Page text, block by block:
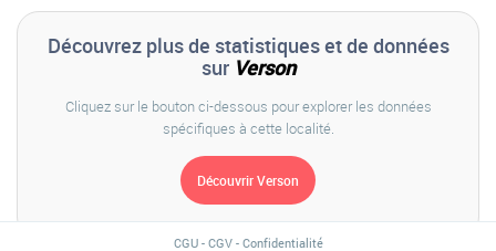
Découvrez plus de statistiques et de données
sur Verson
Cliquez sur le bouton ci-dessous pour explorer les données
spécifiques à cette localité.
CGU- CGV- Confidentialité